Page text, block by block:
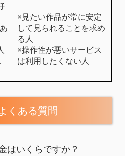
×見たい作品が常に安定
して見られることを求め
る人
×操作性が悪いサービス
は利用したくない人
くある質問
はいくらですか？